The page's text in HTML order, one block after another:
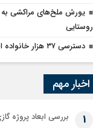
یورش ملخ‌های مراکشی به
روستایی
دسترسی ۳۷ هزار خانواده افغان به آب آشامیدنی در سال ۲۰۲۴
اخبار مهم
1 بررسی ابعاد پروژه